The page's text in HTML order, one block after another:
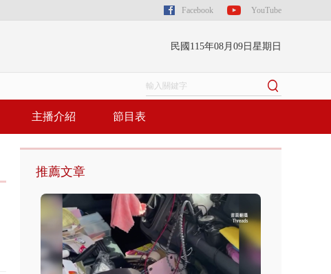
Facebook YouTube
民國115年08月09日星期日
主播介紹 節目表
推薦文章